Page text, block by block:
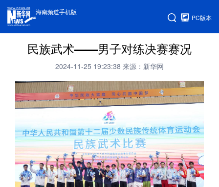
海南频道手机版
PC版本
民族武术——男子对练决赛赛况
2024-11-25 19:23:38 来源：新华网